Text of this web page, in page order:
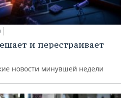
и перестраивает
новости минувшей недели